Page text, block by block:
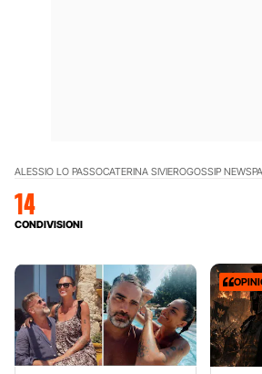
ALESSIO LO PASSOCATERINA SIVIEROGOSSIP NEWS
14
CONDIVISIONI